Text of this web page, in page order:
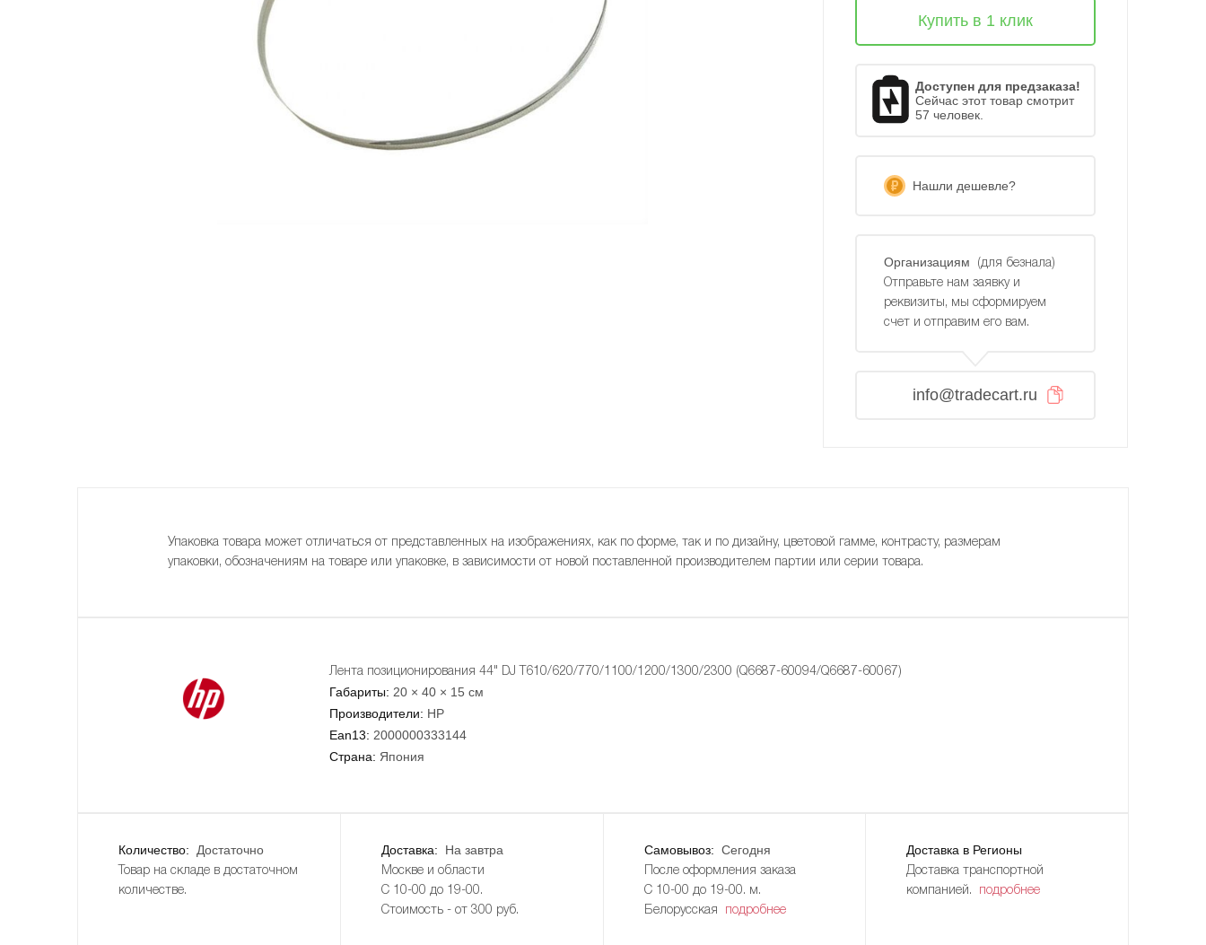
Купить в 1 клик
Доступен для предзаказа!
Сейчас этот товар смотрит
57 человек.
Нашли дешевле?
Организациям
(для безнала)
Отправьте нам заявку и
реквизиты, мы сформируем
счет и отправим его вам.
info@tradecart.ru
Упаковка товара может отличаться от представленных на изображениях, как по форме, так и по дизайну, цветовой гамме, контрасту, размерам
упаковки, обозначениям на товаре или упаковке, в зависимости от новой поставленной производителем партии или серии товара.
Лента позиционирования 44" DJ T610/620/770/1100/1200/1300/2300 (Q6687-60094/Q6687-60067)
Габариты: 20 × 40 × 15 см
Производители: HP
Ean13: 2000000333144
Страна: Япония
Количество: Достаточно
Товар на складе в достаточном
количестве.
Доставка: На завтра
Москве и области
С 10-00 до 19-00.
Стоимость - от 300 руб.
Самовывоз: Сегодня
После оформления заказа
С 10-00 до 19-00. м.
Белорусская
подробнее
Доставка в Регионы
Доставка транспортной
компанией. подробнее